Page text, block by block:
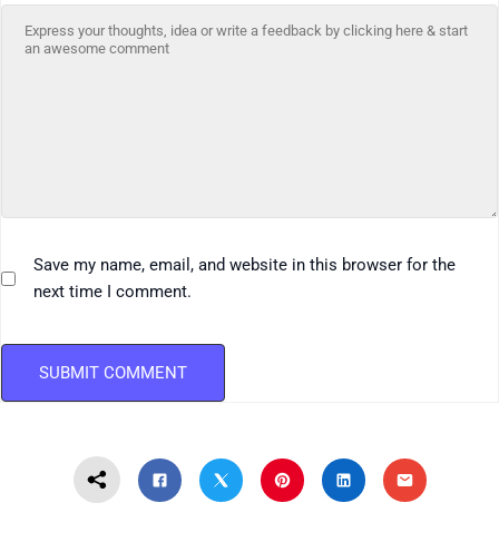
Save my name, email, and website in this browser for the
next time I comment.